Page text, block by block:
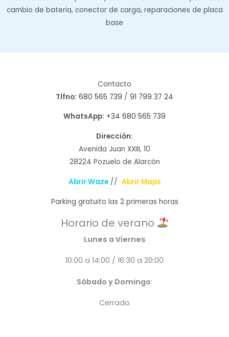
cambio de bateria, conector de carga, reparaciones de placa
base
Contacto
Tlfno: 680 565 739 / 91 799 37 24
WhatsApp: +34 680 565 739
Dirección:
Avenida Juan XXIII, 10
28224 Pozuelo de Alarcón
Abrir Waze// Abrir Maps
Parking gratuito las 2 primeras horas
Horario de verano
Lunes a Viernes
10:00 a 14:00 / 16:30 a 20:00
Sábado y Domingo:
Cerrado